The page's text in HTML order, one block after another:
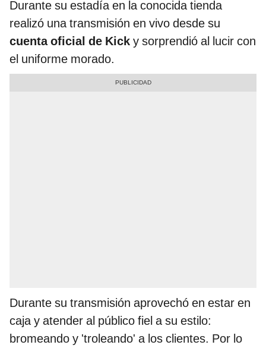
Durante su estadía en la conocida tienda
realizó una transmisión en vivo desde su
cuenta oficial de Kick y sorprendió al lucir con
el uniforme morado.
Durante su transmisión aprovechó en estar en
caja y atender al público fiel a su estilo:
bromeando y 'troleando' a los clientes. Por lo